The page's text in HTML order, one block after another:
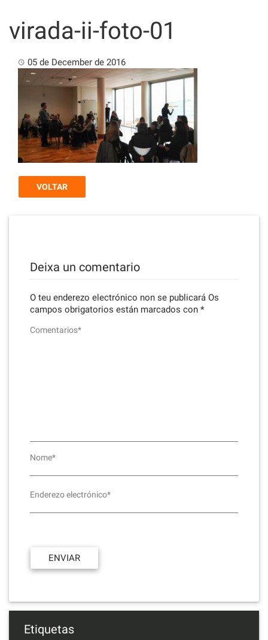
content
virada-ii-foto-01
05 de December de 2016
VOLTAR
Deixa un comentario
O teu enderezo electrónico non se publicará Os
campos obrigatorios están marcados con *
Comentarios*
Nome*
Enderezo electrónico*
Etiquetas